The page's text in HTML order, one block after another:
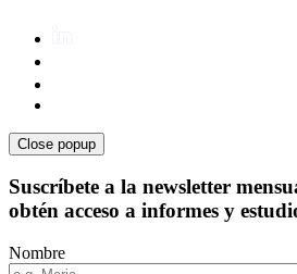
Close popup
Suscríbete a la newsletter
obtén acceso a informes y
Nombre